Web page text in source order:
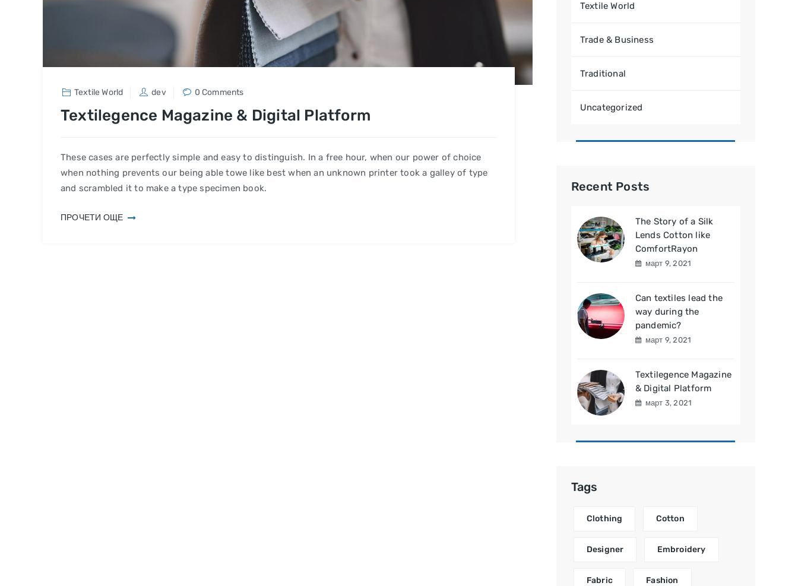
Textile World dev 0 Comments
Textilegence Magazine & Digital Platform
These cases are perfectly simple and easy to distinguish. In a free hour, when our power of choice
when nothing prevents our being able towe like best when an unknown printer took a galley of type
and scrambled it to make a type specimen book.
ПРОЧЕТИ ОЩЕ
Textile World
Trade & Business
Traditional
Uncategorized
Recent Posts
The Story of a Silk
Lends Cotton like
ComfortRayon
март 9, 2021
Can textiles lead the
way during the
pandemic?
март 9, 2021
Textilegence Magazine
& Digital Platform
март 3, 2021
Tags
Clothing Cotton
Designer Embroidery
Fabric Fashion